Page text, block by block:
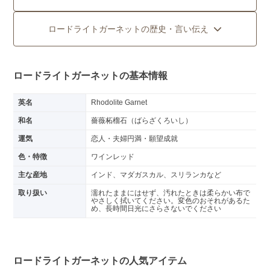
ロードライトガーネットの歴史・言い伝え
ロードライトガーネットの基本情報
英名 Rhodolite Garnet
和名 薔薇柘榴石（ばらざくろいし）
運気 恋人・夫婦円満・願望成就
色・特徴 ワインレッド
主な産地 インド、マダガスカル、スリランカなど
取り扱い
濡れたままにはせず、汚れたときは柔らかい布で
やさしく拭いてください。変色のおそれがあるた
め、長時間日光にさらさないでください
ロードライトガーネットの人気アイテム